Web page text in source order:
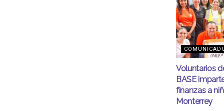
Voluntarios
BASE
finanzas a
Monterrey